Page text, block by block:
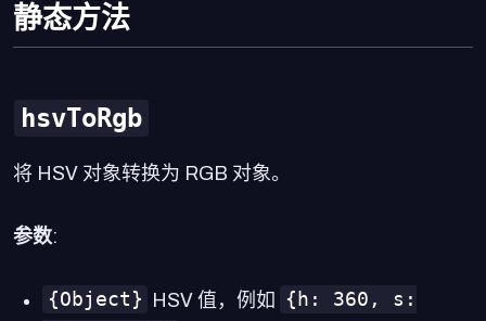
静态方法
hsvToRgb
将 HSV 对象转换为 RGB 对象。
参数:
{Object} HSV 值，例如
{h: 360, s: